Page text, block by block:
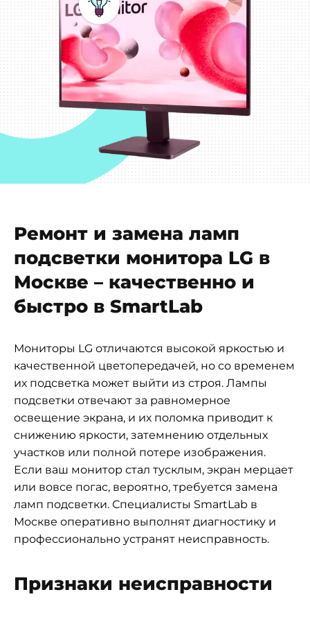
Ремонт и замена ламп
подсветки монитора LG в
Москве – качественно и
быстро в SmartLab
Мониторы LG отличаются высокой яркостью и
качественной цветопередачей, но со временем
их подсветка может выйти из строя. Лампы
подсветки отвечают за равномерное
освещение экрана, и их поломка приводит к
снижению яркости, затемнению отдельных
участков или полной потере изображения.
Если ваш монитор стал тусклым, экран мерцает
или вовсе погас, вероятно, требуется замена
ламп подсветки. Специалисты SmartLab в
Москве оперативно выполнят диагностику и
профессионально устранят неисправность.
Признаки неисправности